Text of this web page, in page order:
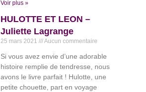
Voir plus »
HULOTTE ET LEON –
Juliette Lagrange
25 mars 2021 Aucun commentaire
Si vous avez envie d’une adorable
histoire remplie de tendresse, nous
avons le livre parfait ! Hulotte, une
petite chouette, part en voyage